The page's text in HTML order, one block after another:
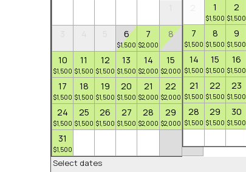
6
$1,500
7
$2,000
8 9
$1,500
10
$1,500
11
$1,500
12
$1,500
13
$1,500
14
$2,000
15
$2,000
16
$1,500
17
$1,500
18
$1,500
19
$1,500
20
$1,500
21
$2,000
22
$2,000
23
$1,500
24
$1,500
25
$1,500
26
$1,500
27
$1,500
28
$2,000
29
$2,000
30
$1,500
31
$1,500
1
$1,500
2
$1,500
7
$1,500
8
$1,500
9
$1,500
14
$1,500
15
$1,500
16
$1,500
21
$1,500
22
$1,500
23
$1,500
28
$1,500
29
$1,500
30
$1,500
Select dates